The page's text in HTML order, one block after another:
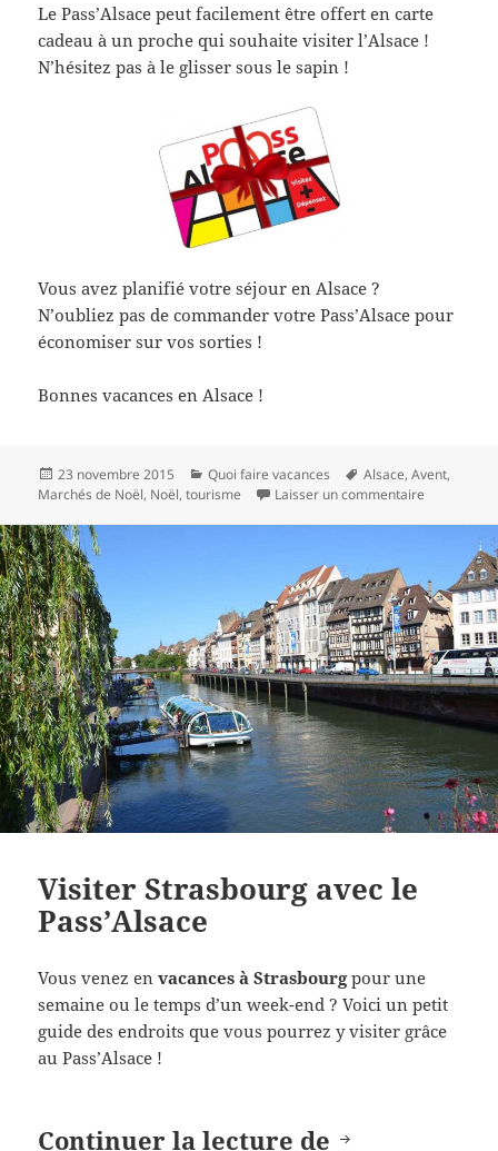
Le Pass’Alsace peut facilement être offert en carte
cadeau à un proche qui souhaite visiter l’Alsace !
N’hésitez pas à le glisser sous le sapin !
Vous avez planifié votre séjour en Alsace ?
N’oubliez pas de commander votre Pass’Alsace pour
économiser sur vos sorties !
Bonnes vacances en Alsace !
Publié
le
23 novembre 2015 Catégories
Quoi faire vacances
Mots-
clés
Alsace,Avent,
Marchés de Noël, Noël,tourisme Laisser un commentaire
Visiter Strasbourg avec le
Pass’Alsace
Vous venez envacances à Strasbourgpour une
semaine ou le temps d’un week-end ? Voici un petit
guide des endroits que vous pourrez y visiter grâce
au Pass’Alsace !
Continuer la lecture de Visiter